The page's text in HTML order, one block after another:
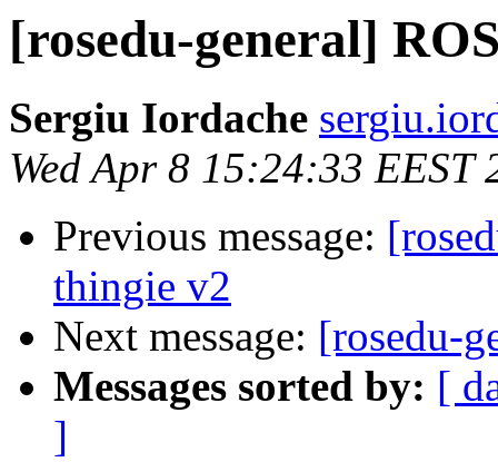
[rosedu-general]
Sergiu Iordache
Wed Apr 8 15:24:33 EEST
Previous message:
thingie v2
Next message: [rosedu-
Messages sorted by: [
]